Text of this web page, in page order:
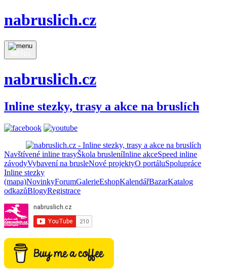
nabruslich.cz
nabruslich.cz
Inline stezky, trasy a akce na bruslích
Navštívené inline trasyŠkola brusleníInline akceSpeed inline
závodyVybavení na brusleNové projektyO portáluSpolupráce
Inline stezky
(mapa)NovinkyForumGalerieEshopKalendářBazarKatalog
odkazůBlogyRegistrace